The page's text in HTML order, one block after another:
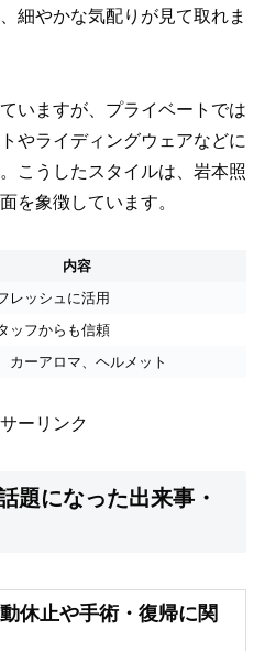
細やかな気配りが見て取れま
いますが、プライベートでは
やライディングウェアなどに
こうしたスタイルは、岩本照
を象徴しています。
内容
レッシュに活用
ッフからも信頼
カーアロマ、ヘルメット
ーリンク
題になった出来事・
休止や手術・復帰に関